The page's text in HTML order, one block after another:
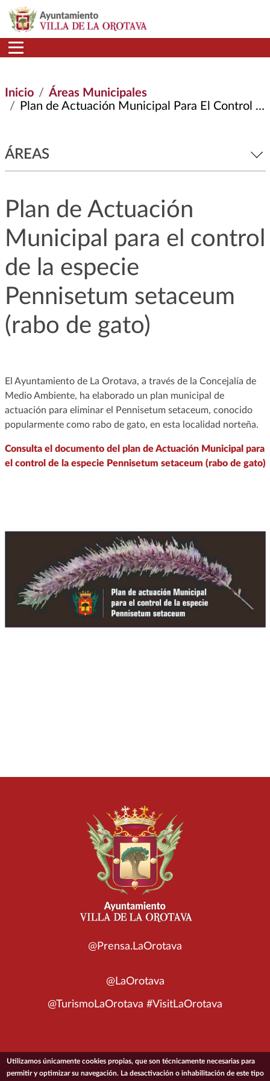
Pasar al contenido principal
Inicio
Áreas Municipales
Plan de Actuación Municipal Para El Control de La Especie Pennisetum Setaceum (rabo de Gato)
ÁREAS
Plan de Actuación
Municipal para el control
de la especie
Pennisetum setaceum
(rabo de gato)
El Ayuntamiento de La Orotava, a través de la Concejalía de
Medio Ambiente, ha elaborado un plan municipal de
actuación para eliminar el Pennisetum setaceum, conocido
popularmente como rabo de gato, en esta localidad norteña.
Consulta el documento del plan de Actuación Municipal para
el control de la especie Pennisetum setaceum (rabo de gato)
@Prensa.LaOrotava
@LaOrotava
@TurismoLaOrotava #VisitLaOrotava
© 2026 Ayuntamiento de la Villa de La Orotava
Utilizamos únicamente cookies propias, que son técnicamente necesarias para
permitir y optimizar su navegación. La desactivación o inhabilitación de este tipo